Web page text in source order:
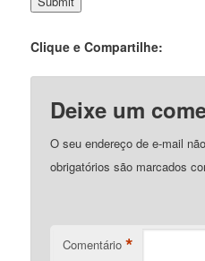
Clique e Compartilhe:
Deixe um
O seu endereço de e-mail
obrigatórios são marcados
Comentário *